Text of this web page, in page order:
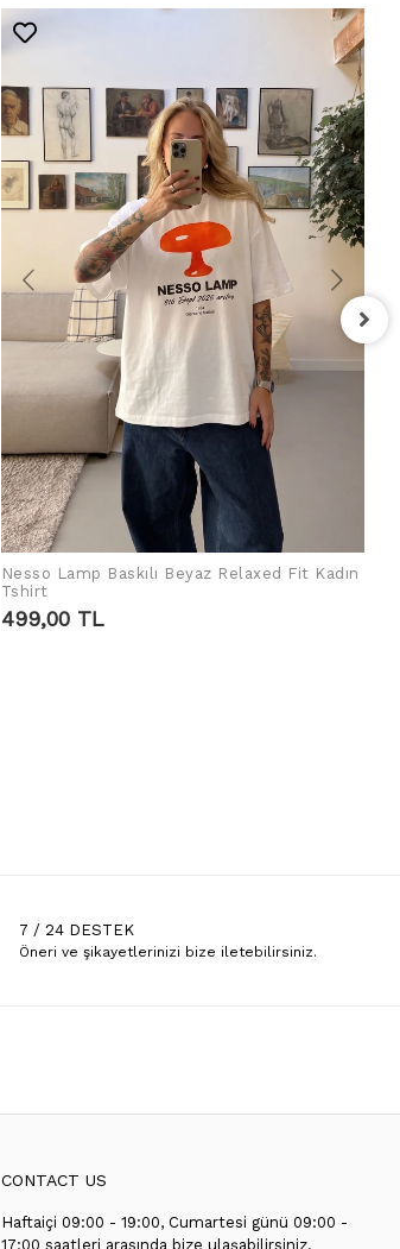
ADD TO CART
Nesso Lamp Baskılı Beyaz Relaxed Fit Kadın
Tshirt
499,00 TL
7 / 24 DESTEK
Öneri ve şikayetlerinizi bize iletebilirsiniz.
CONTACT US
Haftaiçi 09:00 - 19:00, Cumartesi günü 09:00 -
17:00 saatleri arasında bize ulaşabilirsiniz.